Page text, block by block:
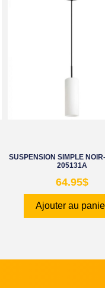
SUSPENSION SIMPLE
205131A
64.95$
Ajouter au